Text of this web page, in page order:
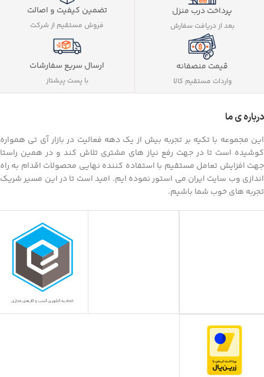
پرداخت درب منزل
بعد از دریافت سفارش
قیمت منصفانه
واردات مستقیم کالا
تضمین کیفیت و اصالت
فروش مستقیم از شرکت
ارسال سریع سفارشات
با پست پیشتاز
درباره ی ما
این مجموعه با تکیه بر تجربه بیش از یک دهه فعالیت در بازار آی تی همواره
کوشیده است تا در جهت رفع نیاز های مشتری تلاش کند و در همین راستا
جهت افزایش تعامل مستقیم با استفاده کننده نهایی محصولات اقدام به راه
اندازی وب سایت ایران می استور نموده ایم. امید است تا در این مسیر شریک
تجربه های خوب شما باشیم.